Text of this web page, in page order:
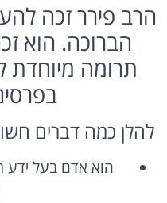
הרב פירר זכה
הברוכה. הוא
תרומה מיוחדת
להלן כמה דברים
הוא אדם בעל ידע